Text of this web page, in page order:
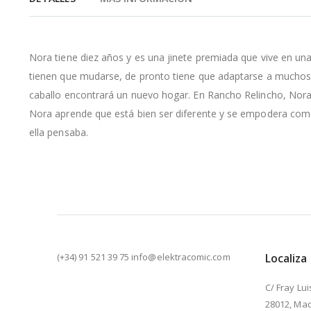
la
imágenes
Nora tiene diez años y es una jinete premiada que vive en
tienen que mudarse, de pronto tiene que adaptarse a
caballo encontrará un nuevo hogar. En Rancho Relincho,
Nora aprende que está bien ser diferente y se empodera
ella pensaba.
(+34) 91 521 39 75 info@elektracomic.com
C/ Fray
28012,